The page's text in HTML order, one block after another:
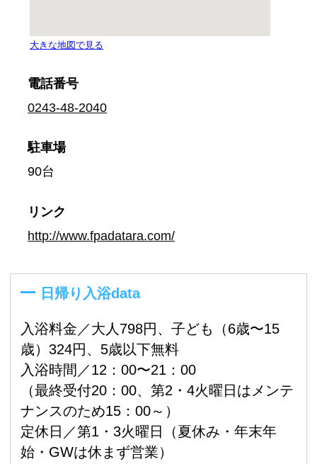
電話番号
0243-48-2040
駐車場
90台
リンク
http://www.fpadatara.com/
日帰り入浴data
入浴料金／大人798円、子ども（6歳〜15
歳）324円、5歳以下無料
入浴時間／12：00〜21：00
（最終受付20：00、第2・4火曜日はメンテ
ナンスのため15：00～）
定休日／第1・3火曜日（夏休み・年末年
始・GWは休まず営業）